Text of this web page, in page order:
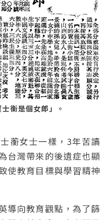
衡是個女郎」。
蘅女士一樣，3年苦讀
台灣帶來的後遺症也顯
使教育目標與學習精神
導向教育觀點，為了篩